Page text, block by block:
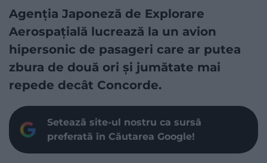
Agenția Japoneză de Explorare
Aerospațială lucrează la un avion
hipersonic de pasageri care ar putea
zbura de două ori și jumătate mai
repede decât Concorde.
Setează site-ul nostru ca sursă
preferată în Căutarea Google!